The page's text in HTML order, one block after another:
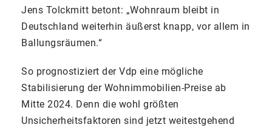
Jens Tolckmitt betont: „Wohnraum bleibt in
Deutschland weiterhin äußerst knapp, vor allem in
Ballungsräumen.“
So prognostiziert der Vdp eine mögliche
Stabilisierung der Wohnimmobilien-Preise ab
Mitte 2024. Denn die wohl größten
Unsicherheitsfaktoren sind jetzt weitestgehend